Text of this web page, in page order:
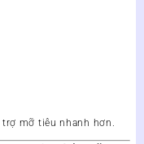
mỡ tiêu nhanh hơn.